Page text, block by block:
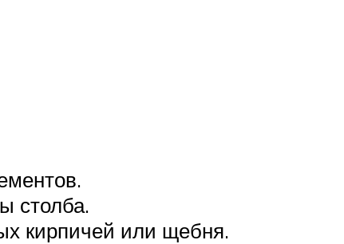
столба.
кирпичей или щебня.